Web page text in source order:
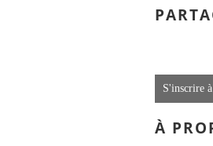
S'inscrire
À